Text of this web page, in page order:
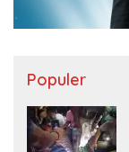
Populer